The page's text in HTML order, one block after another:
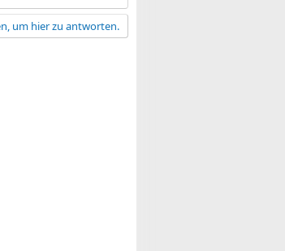
um hier zu antworten.